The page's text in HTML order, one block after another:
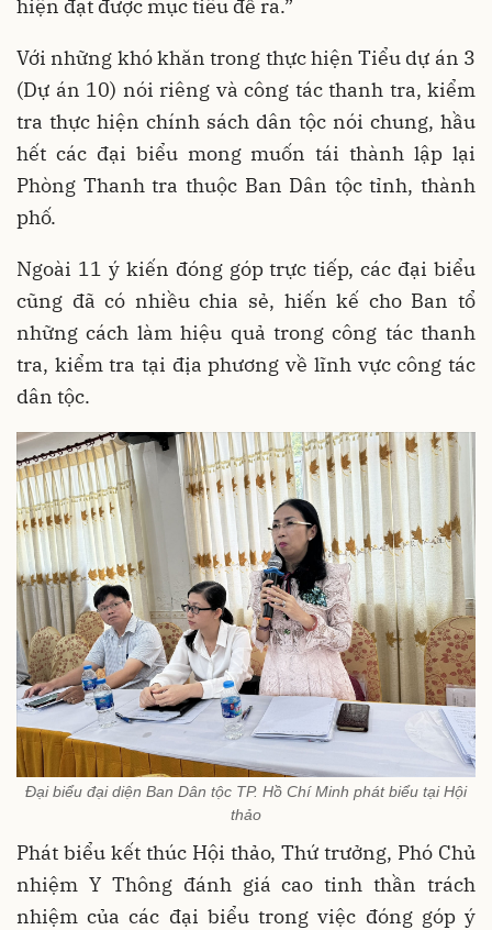
hiện đạt được mục tiêu đề ra.”
Với những khó khăn trong thực hiện Tiểu dự án 3
(Dự án 10) nói riêng và công tác thanh tra, kiểm
tra thực hiện chính sách dân tộc nói chung, hầu
hết các đại biểu mong muốn tái thành lập lại
Phòng Thanh tra thuộc Ban Dân tộc tỉnh, thành
phố.
Ngoài 11 ý kiến đóng góp trực tiếp, các đại biểu
cũng đã có nhiều chia sẻ, hiến kế cho Ban tổ
những cách làm hiệu quả trong công tác thanh
tra, kiểm tra tại địa phương về lĩnh vực công tác
dân tộc.
Đại biểu đại diện Ban Dân tộc TP. Hồ Chí Minh phát biểu tại Hội
thảo
Phát biểu kết thúc Hội thảo, Thứ trưởng, Phó Chủ
nhiệm Y Thông đánh giá cao tinh thần trách
nhiệm của các đại biểu trong việc đóng góp ý